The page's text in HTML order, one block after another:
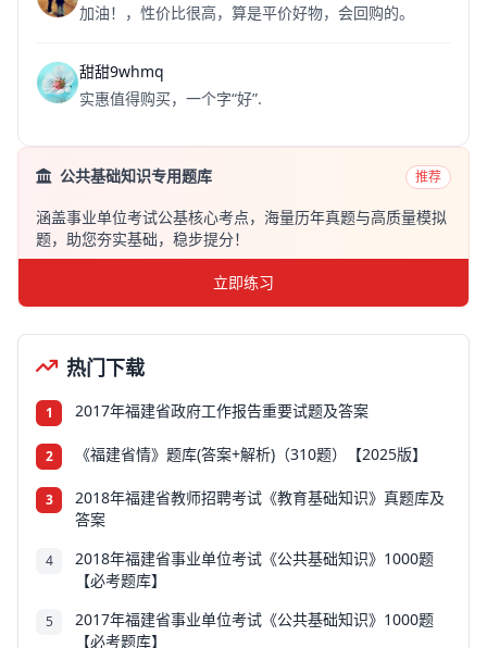
加油！，性价比很高，算是平价好物，会回购的。
甜甜9whmq
实惠值得购买，一个字“好”.
公共基础知识专用题库 推荐
涵盖事业单位考试公基核心考点，海量历年真题与高质量模拟
题，助您夯实基础，稳步提分！
立即练习
热门下载
1 2017年福建省政府工作报告重要试题及答案
2 《福建省情》题库(答案+解析)（310题）【2025版】
3
2018年福建省教师招聘考试《教育基础知识》真题库及
答案
4
2018年福建省事业单位考试《公共基础知识》1000题
【必考题库】
5
2017年福建省事业单位考试《公共基础知识》1000题
【必考题库】